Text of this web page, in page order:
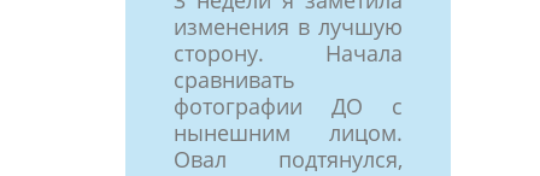
изменения в лучшую
сторону. Начала
сравнивать
фотографии ДО с
нынешним лицом.
Овал подтянулся,